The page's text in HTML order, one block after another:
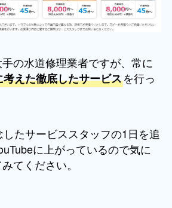
の水道修理業者ですが、常に
えた徹底したサービスを行っ
たサービススタッフの1日を追
に上がっているので気に
てください。